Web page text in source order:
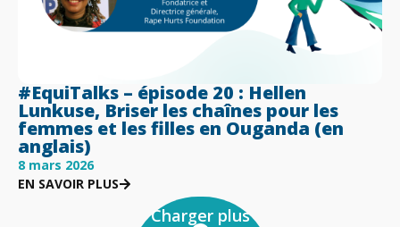
#EquiTalks – épisode 20 : Hellen
Lunkuse, Briser les chaînes pour les
femmes et les filles en Ouganda (en
anglais)
8 mars 2026
EN SAVOIR PLUS
Charger plus